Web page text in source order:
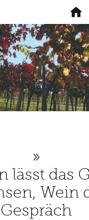
lässt das
Wein
Gespräch